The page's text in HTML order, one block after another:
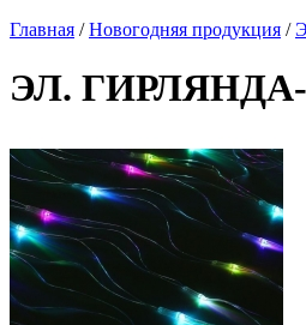
Главная /Новогодняя продукция /
ЭЛ. ГИРЛЯНДА-